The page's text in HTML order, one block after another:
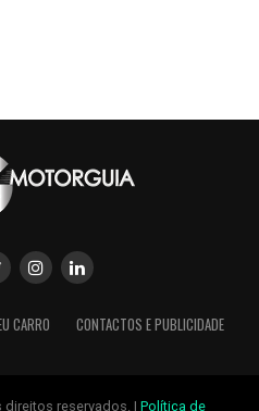
CARRO CONTACTOS E PUBLICIDADE
reservados. | Política de